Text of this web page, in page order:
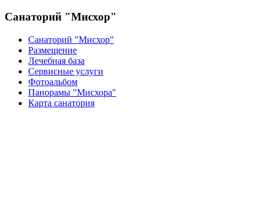
Санаторий "Мисхор"
Санаторий "Мисхор"
Размещение
Лечебная база
Сервисные услуги
Фотоальбом
Панорамы "Мисхора"
Карта санатория